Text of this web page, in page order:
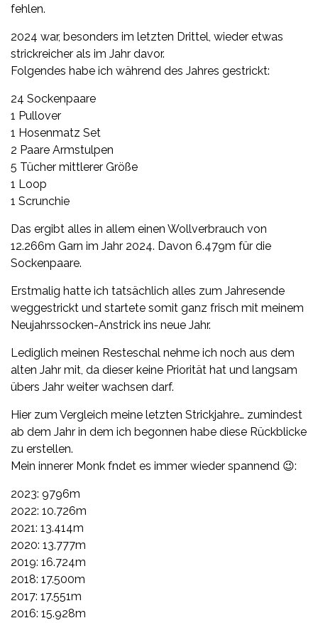
fehlen.
2024 war, besonders im letzten Drittel, wieder etwas
strickreicher als im Jahr davor.
Folgendes habe ich während des Jahres gestrickt:
24 Sockenpaare
1 Pullover
1 Hosenmatz Set
2 Paare Armstulpen
5 Tücher mittlerer Größe
1 Loop
1 Scrunchie
Das ergibt alles in allem einen Wollverbrauch von
12.266m Garn im Jahr 2024. Davon 6.479m für die
Sockenpaare.
Erstmalig hatte ich tatsächlich alles zum Jahresende
weggestrickt und startete somit ganz frisch mit meinem
Neujahrssocken-Anstrick ins neue Jahr.
Lediglich meinen Resteschal nehme ich noch aus dem
alten Jahr mit, da dieser keine Priorität hat und langsam
übers Jahr weiter wachsen darf.
Hier zum Vergleich meine letzten Strickjahre… zumindest
ab dem Jahr in dem ich begonnen habe diese Rückblicke
zu erstellen.
Mein innerer Monk fndet es immer wieder spannend 😉:
2023: 9796m
2022: 10.726m
2021: 13.414m
2020: 13.777m
2019: 16.724m
2018: 17.500m
2017: 17.551m
2016: 15.928m